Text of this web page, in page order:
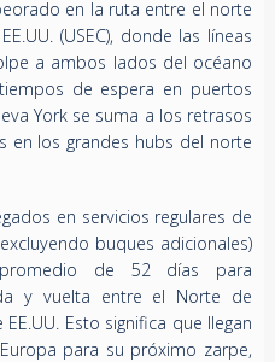
en la ruta entre el norte
(USEC), donde las líneas
a ambos lados del océano
de espera en puertos
York se suma a los retrasos
en los grandes hubs del norte
en servicios regulares de
buques adicionales)
de 52 días para
y vuelta entre el Norte de
Esto significa que llegan
para su próximo zarpe,